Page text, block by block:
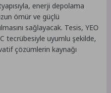
enerji depolama
ömür ve güçlü
sağlayacak. Tesis, YEO
tecrübesiyle uyumlu şekilde,
çözümlerin kaynağı